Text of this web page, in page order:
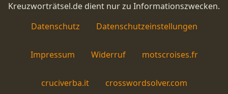
Kreuzworträtsel.de dient nur zu Informationszwecken.
Datenschutz
Datenschutzeinstellungen
Impressum Widerruf motscroises.fr
cruciverba.it crosswordsolver.com